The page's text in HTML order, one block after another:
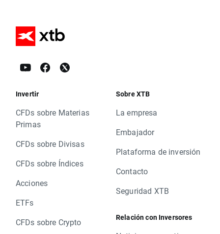
Invertir
CFDs sobre Materias
Primas
CFDs sobre Divisas
CFDs sobre Índices
Acciones
ETFs
CFDs sobre Crypto
Sobre XTB
La empresa
Embajador
Plataforma de inversión
Contacto
Seguridad XTB
Relación con Inversores